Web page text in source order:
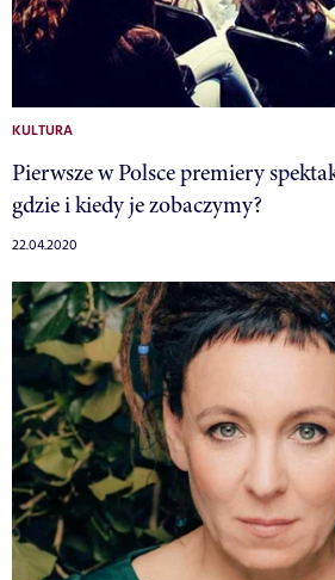
KULTURA
Pierwsze w Polsce premiery
gdzie i kiedy je zobaczymy?
22.04.2020